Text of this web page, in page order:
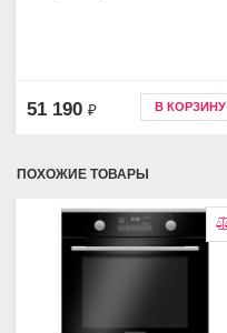
51 190 ₽ В КОРЗИНУ
ПОХОЖИЕ ТОВАРЫ